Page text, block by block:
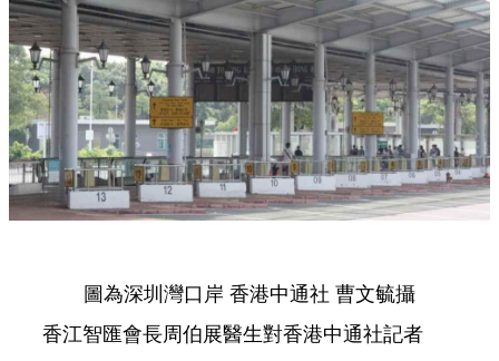
圖為深圳灣口岸 香港中通社 曹文毓攝
香江智匯會長周伯展醫生對香港中通社記者